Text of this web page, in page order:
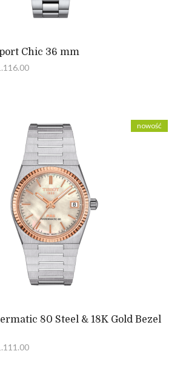
Chic 36 mm
80 Steel & 18K Gold Bezel
nowość